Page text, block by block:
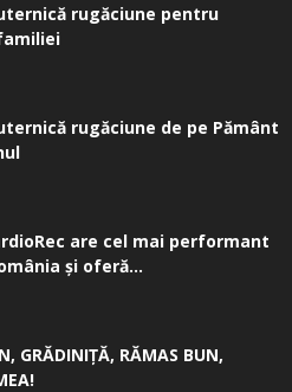
rugăciune pentru
rugăciune de pe Pământ
are cel mai performant
și oferă...
GRĂDINIŢĂ, ­RĂMAS BUN,